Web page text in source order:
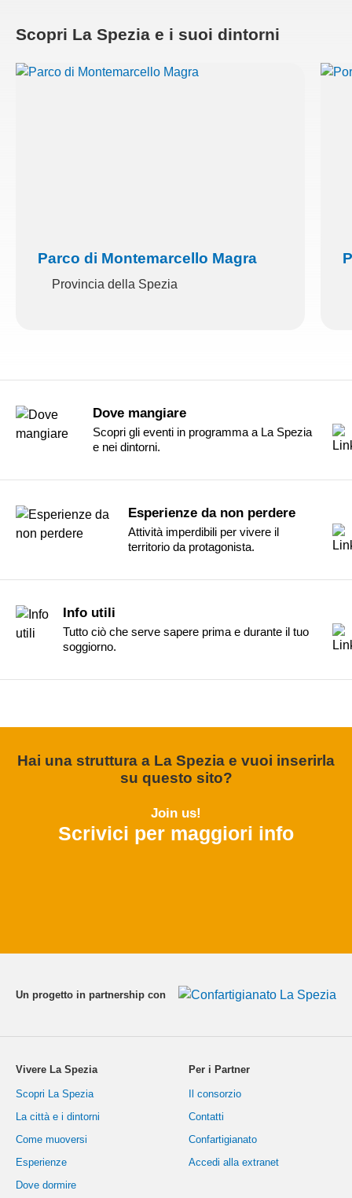
Scopri La Spezia e i suoi dintorni
Parco di Montemarcello Magra
Provincia della Spezia
Dove mangiare
Scopri gli eventi in programma a La Spezia
e nei dintorni.
Esperienze da non perdere
Attività imperdibili per vivere il
territorio da protagonista.
Info utili
Tutto ciò che serve sapere prima e durante il tuo
soggiorno.
Hai una struttura a La Spezia e vuoi inserirla
su questo sito?
Join us!
Scrivici per maggiori info
Un progetto in partnership con
Vivere La Spezia
Scopri La Spezia
La città e i dintorni
Come muoversi
Esperienze
Dove dormire
Per i Partner
Il consorzio
Contatti
Confartigianato
Accedi alla extranet